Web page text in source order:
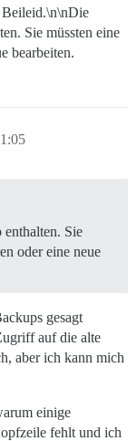
Beileid.\n\nDie
Sie müssten eine
bearbeiten.
Sie
oder eine neue
gesagt
auf die alte
aber ich kann mich
einige
fehlt und ich